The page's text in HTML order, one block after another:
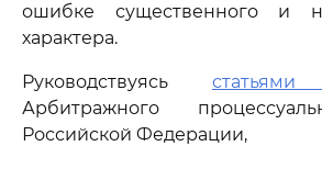
ошибке существенного и
характера.
Руководствуясь статьями
Арбитражного
Российской Федерации,